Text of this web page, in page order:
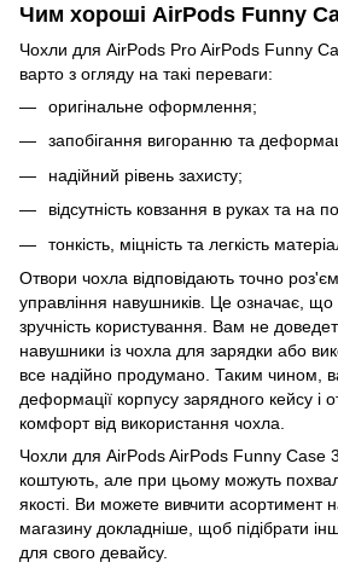
Чим хороші AirPods Funny
Чохли для AirPods Pro AirPods Funny
варто з огляду на такі переваги:
оригінальне оформлення;
запобігання вигоранню та
надійний рівень захисту;
відсутність ковзання в руках та на
тонкість, міцність та легкість
Отвори чохла відповідають точно
управління навушників. Це означає, що
зручність користування. Вам не
навушники із чохла для зарядки або
все надійно продумано. Таким чином,
деформації корпусу зарядного кейсу і
комфорт від використання чохла.
Чохли для AirPods AirPods Funny Case
коштують, але при цьому можуть
якості. Ви можете вивчити асортимент
магазину докладніше, щоб підібрати
для свого девайсу.